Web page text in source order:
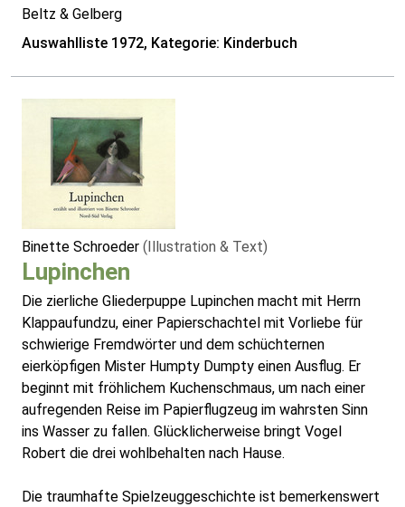
Beltz & Gelberg
Auswahlliste 1972, Kategorie: Kinderbuch
Binette Schroeder (Illustration & Text)
Lupinchen
Die zierliche Gliederpuppe Lupinchen macht mit Herrn
Klappaufundzu, einer Papierschachtel mit Vorliebe für
schwierige Fremdwörter und dem schüchternen
eierköpfigen Mister Humpty Dumpty einen Ausflug. Er
beginnt mit fröhlichem Kuchenschmaus, um nach einer
aufregenden Reise im Papierflugzeug im wahrsten Sinn
ins Wasser zu fallen. Glücklicherweise bringt Vogel
Robert die drei wohlbehalten nach Hause.
Die traumhafte Spielzeuggeschichte ist bemerkenswert